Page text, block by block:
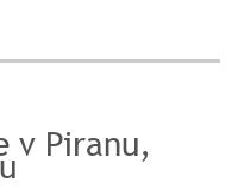
v Piranu,